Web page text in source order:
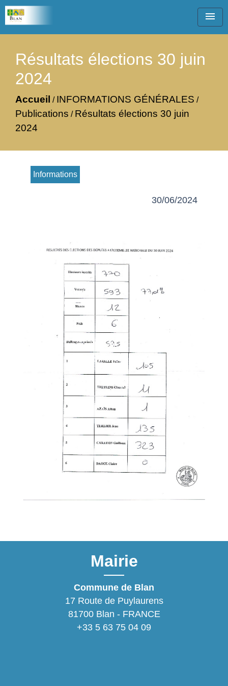
menu
Résultats élections 30 juin
2024
Accueil / INFORMATIONS GÉNÉRALES /
Publications / Résultats élections 30 juin
2024
Informations
30/06/2024
Mairie
Commune de Blan
17 Route de Puylaurens
81700 Blan - FRANCE
+33 5 63 75 04 09